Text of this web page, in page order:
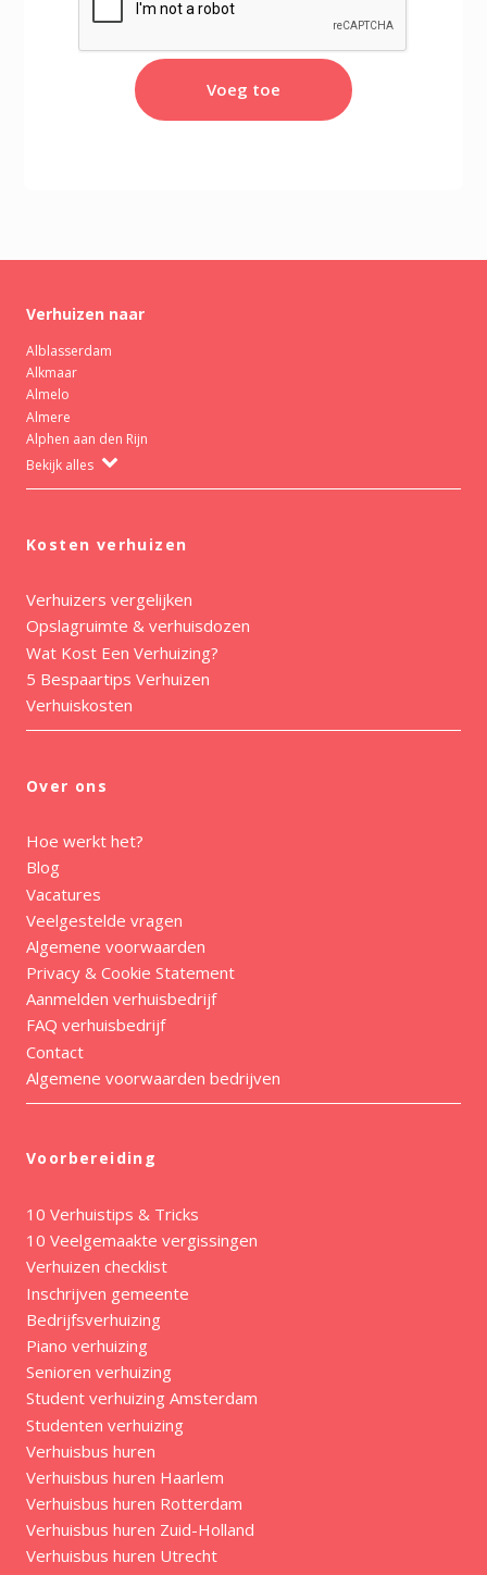
Voeg toe
Verhuizen naar
Alblasserdam
Alkmaar
Almelo
Almere
Alphen aan den Rijn
Bekijk alles
Kosten verhuizen
Verhuizers vergelijken
Opslagruimte & verhuisdozen
Wat Kost Een Verhuizing?
5 Bespaartips Verhuizen
Verhuiskosten
Over ons
Hoe werkt het?
Blog
Vacatures
Veelgestelde vragen
Algemene voorwaarden
Privacy & Cookie Statement
Aanmelden verhuisbedrijf
FAQ verhuisbedrijf
Contact
Algemene voorwaarden bedrijven
Voorbereiding
10 Verhuistips & Tricks
10 Veelgemaakte vergissingen
Verhuizen checklist
Inschrijven gemeente
Bedrijfsverhuizing
Piano verhuizing
Senioren verhuizing
Student verhuizing Amsterdam
Studenten verhuizing
Verhuisbus huren
Verhuisbus huren Haarlem
Verhuisbus huren Rotterdam
Verhuisbus huren Zuid-Holland
Verhuisbus huren Utrecht